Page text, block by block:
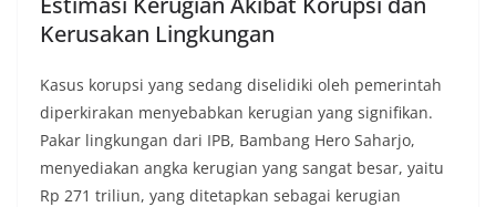
Kerusakan Lingkungan
Kasus korupsi yang sedang diselidiki oleh pemerintah
diperkirakan menyebabkan kerugian yang signifikan.
Pakar lingkungan dari IPB, Bambang Hero Saharjo,
menyediakan angka kerugian yang sangat besar, yaitu
Rp 271 triliun, yang ditetapkan sebagai kerugian